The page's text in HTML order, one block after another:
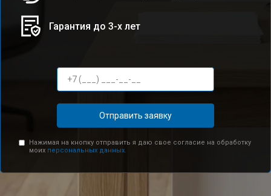
Гарантия до 3-х лет
Отправить заявку
Нажимая на кнопку отправить я даю свое согласие на обработку
моих персональных данных.